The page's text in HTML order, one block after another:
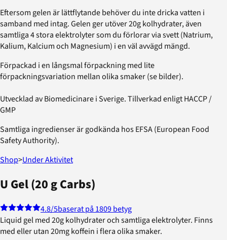
Eftersom gelen är lättflytande behöver du inte dricka vatten i
samband med intag. Gelen ger utöver 20g kolhydrater, även
samtliga 4 stora elektrolyter som du förlorar via svett (Natrium,
Kalium, Kalcium och Magnesium) i en väl avvägd mängd.
Förpackad i en långsmal förpackning med lite
förpackningsvariation mellan olika smaker (se bilder).
Utvecklad av Biomedicinare i Sverige. Tillverkad enligt HACCP /
GMP
Samtliga ingredienser är godkända hos EFSA (European Food
Safety Authority).
Shop>Under Aktivitet
U Gel (20 g Carbs)
4.8/5baserat på 1809 betyg
Liquid gel med 20g kolhydrater och samtliga elektrolyter. Finns
med eller utan 20mg koffein i flera olika smaker.